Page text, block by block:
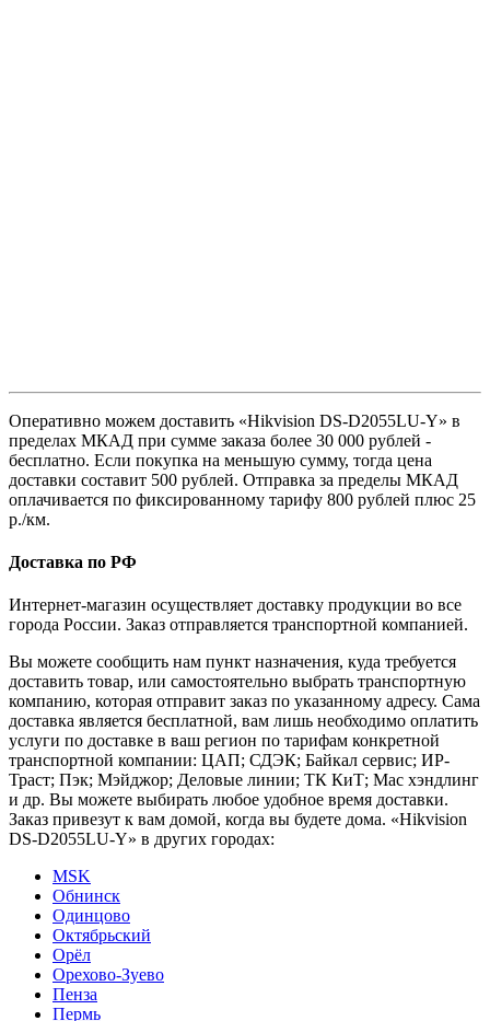
Оперативно можем доставить «Hikvision DS-D2055LU-Y» в
пределах МКАД при сумме заказа более 30 000 рублей -
бесплатно. Если покупка на меньшую сумму, тогда цена
доставки составит 500 рублей. Отправка за пределы МКАД
оплачивается по фиксированному тарифу 800 рублей плюс 25
р./км.
Доставка по РФ
Интернет-магазин осуществляет доставку продукции во все
города России. Заказ отправляется транспортной компанией.
Вы можете сообщить нам пункт назначения, куда требуется
доставить товар, или самостоятельно выбрать транспортную
компанию, которая отправит заказ по указанному адресу. Сама
доставка является бесплатной, вам лишь необходимо оплатить
услуги по доставке в ваш регион по тарифам конкретной
транспортной компании: ЦАП; СДЭК; Байкал сервис; ИР-
Траст; Пэк; Мэйджор; Деловые линии; ТК КиТ; Мас хэндлинг
и др. Вы можете выбирать любое удобное время доставки.
Заказ привезут к вам домой, когда вы будете дома. «Hikvision
DS-D2055LU-Y» в других городах:
MSK
Обнинск
Одинцово
Октябрьский
Орёл
Орехово-Зуево
Пенза
Пермь